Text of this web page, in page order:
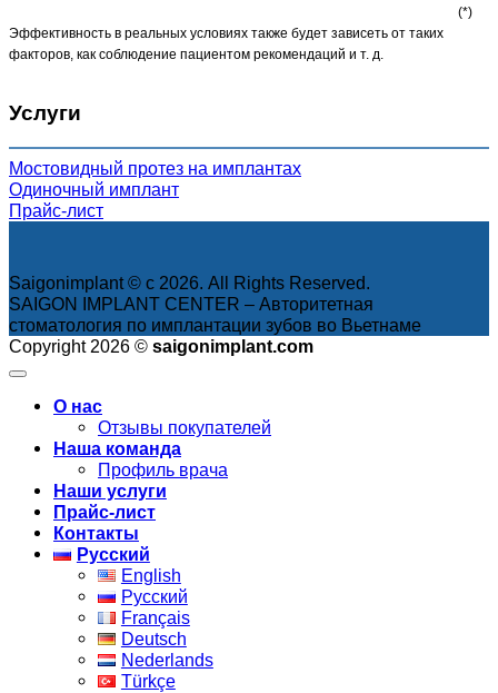
(*)
Эффективность в реальных условиях также будет зависеть от таких
факторов, как соблюдение пациентом рекомендаций и т. д.
Услуги
Мостовидный протез на имплантах
Одиночный имплант
Прайс-лист
Saigonimplant © с 2026. All Rights Reserved.
SAIGON IMPLANT CENTER – Авторитетная
стоматология по имплантации зубов во Вьетнаме
Copyright 2026 © saigonimplant.com
О нас
Отзывы покупателей
Наша команда
Профиль врача
Наши услуги
Прайс-лист
Контакты
Русский
English
Русский
Français
Deutsch
Nederlands
Türkçe